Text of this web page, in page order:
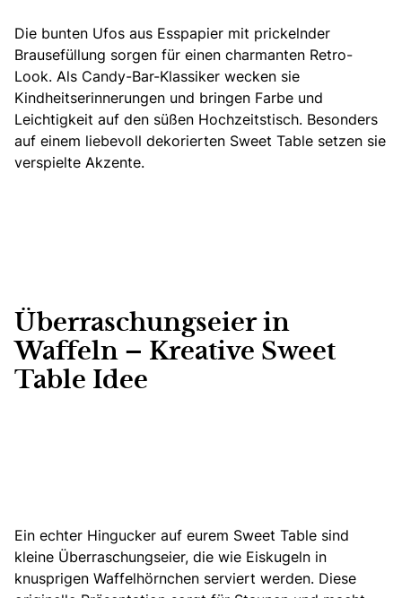
Die bunten Ufos aus Esspapier mit prickelnder
Brausefüllung sorgen für einen charmanten Retro-
Look. Als Candy-Bar-Klassiker wecken sie
Kindheitserinnerungen und bringen Farbe und
Leichtigkeit auf den süßen Hochzeitstisch. Besonders
auf einem liebevoll dekorierten Sweet Table setzen sie
verspielte Akzente.
Überraschungseier in
Waffeln – Kreative Sweet
Table Idee
Ein echter Hingucker auf eurem Sweet Table sind
kleine Überraschungseier, die wie Eiskugeln in
knusprigen Waffelhörnchen serviert werden. Diese